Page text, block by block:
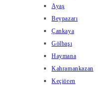
Ayaş
Beypazarı
Çankaya
Gölbaşı
Haymana
Kahramankazan
Keçiören